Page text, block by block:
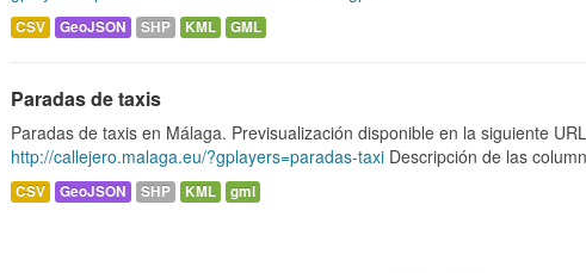
CSV GeoJSON SHP KML GML
Paradas de taxis
Paradas de taxis en Málaga. Previsualización disponible en la siguiente
http://callejero.malaga.eu/?gplayers=paradas-taxi Descripción de las
CSV GeoJSON SHP KML gml